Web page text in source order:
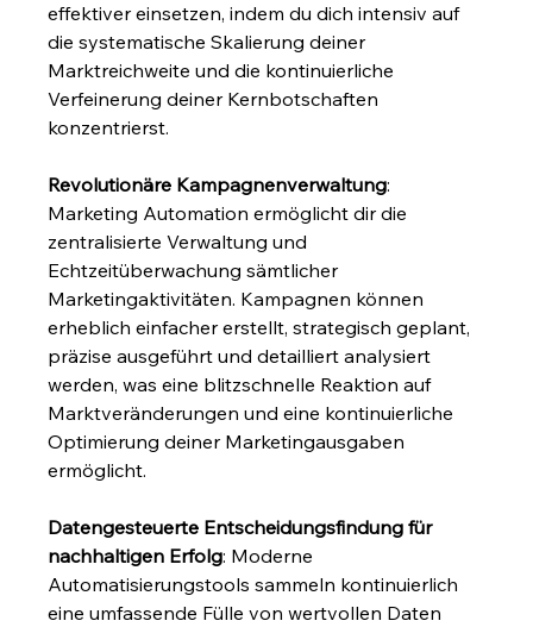
effektiver einsetzen, indem du dich intensiv auf
die systematische Skalierung deiner
Marktreichweite und die kontinuierliche
Verfeinerung deiner Kernbotschaften
konzentrierst.
Revolutionäre Kampagnenverwaltung:
Marketing Automation ermöglicht dir die
zentralisierte Verwaltung und
Echtzeitüberwachung sämtlicher
Marketingaktivitäten. Kampagnen können
erheblich einfacher erstellt, strategisch geplant,
präzise ausgeführt und detailliert analysiert
werden, was eine blitzschnelle Reaktion auf
Marktveränderungen und eine kontinuierliche
Optimierung deiner Marketingausgaben
ermöglicht.
Datengesteuerte Entscheidungsfindung für
nachhaltigen Erfolg: Moderne
Automatisierungstools sammeln kontinuierlich
eine umfassende Fülle von wertvollen Daten